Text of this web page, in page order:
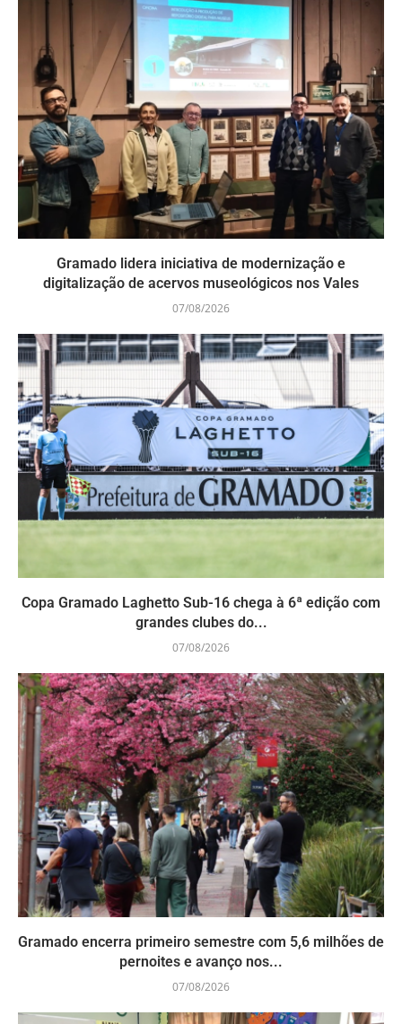
Gramado lidera iniciativa de modernização e
digitalização de acervos museológicos nos Vales
07/08/2026
Copa Gramado Laghetto Sub-16 chega à 6ª edição com
grandes clubes do...
07/08/2026
Gramado encerra primeiro semestre com 5,6 milhões de
pernoites e avanço nos...
07/08/2026